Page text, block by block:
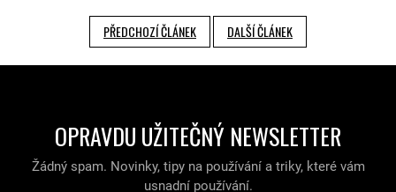
PŘEDCHOZÍ ČLÁNEK DALŠÍ ČLÁNEK
OPRAVDU UŽITEČNÝ NEWSLETTER
Žádný spam. Novinky, tipy na používání a triky, které vám
usnadní používání.